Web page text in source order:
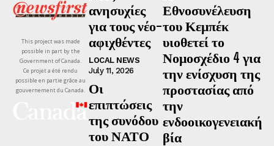
This project was made
possible in part by the
Government of Canada.
Ce projet a été rendu
possible en partie grâce au
gouvernement du Canada.
ανησυχίες
για τους νέο-
αφιχθέντες
LOCAL NEWS
July 11, 2026
Οι
επιπτώσεις
της συνόδου
του ΝΑΤΟ
Εθνοσυνέλευση
του Κεμπέκ
υιοθετεί το
Νομοσχέδιο 4 για
την ενίσχυση της
προστασίας από
την
ενδοοικογενειακή
βία